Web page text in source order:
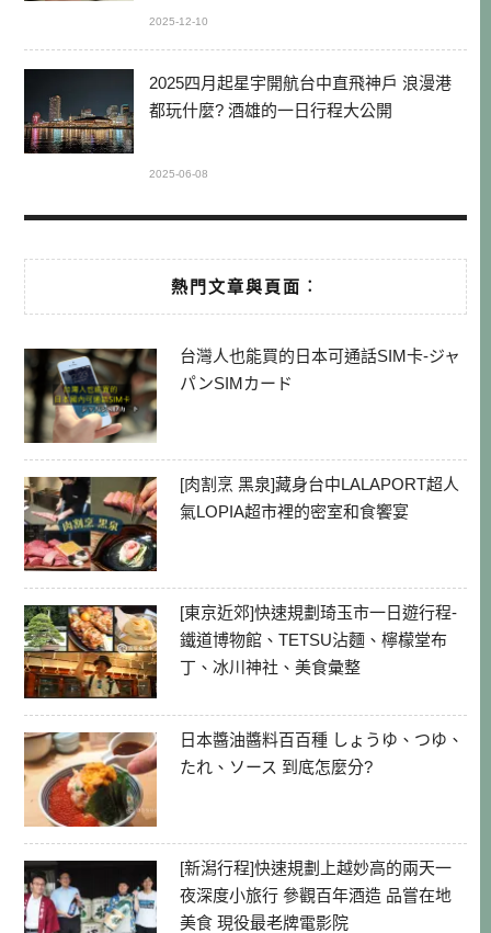
2025-12-10
2025四月起星宇開航台中直飛神戶 浪漫港
都玩什麼? 酒雄的一日行程大公開
2025-06-08
熱門文章與頁面︰
台灣人也能買的日本可通話SIM卡-ジャ
パンSIMカード
[肉割烹 黑泉]藏身台中LALAPORT超人
氣LOPIA超市裡的密室和食饗宴
[東京近郊]快速規劃琦玉市一日遊行程-
鐵道博物館、TETSU沾麵、檸檬堂布
丁、冰川神社、美食彙整
日本醬油醬料百百種 しょうゆ、つゆ、
たれ、ソース 到底怎麼分?
[新潟行程]快速規劃上越妙高的兩天一
夜深度小旅行 參觀百年酒造 品嘗在地
美食 現役最老牌電影院